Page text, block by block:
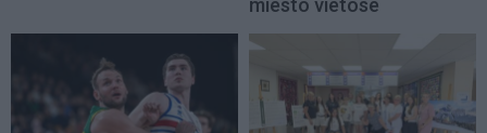
miesto vietose